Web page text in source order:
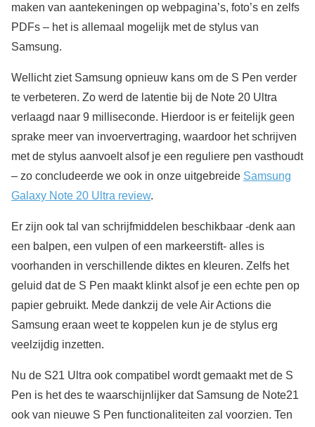
maken van aantekeningen op webpagina’s, foto’s en zelfs
PDFs – het is allemaal mogelijk met de stylus van
Samsung.
Wellicht ziet Samsung opnieuw kans om de S Pen verder
te verbeteren. Zo werd de latentie bij de Note 20 Ultra
verlaagd naar 9 milliseconde. Hierdoor is er feitelijk geen
sprake meer van invoervertraging, waardoor het schrijven
met de stylus aanvoelt alsof je een reguliere pen vasthoudt
– zo concludeerde we ook in onze uitgebreide Samsung
Galaxy Note 20 Ultra review.
Er zijn ook tal van schrijfmiddelen beschikbaar -denk aan
een balpen, een vulpen of een markeerstift- alles is
voorhanden in verschillende diktes en kleuren. Zelfs het
geluid dat de S Pen maakt klinkt alsof je een echte pen op
papier gebruikt. Mede dankzij de vele Air Actions die
Samsung eraan weet te koppelen kun je de stylus erg
veelzijdig inzetten.
Nu de S21 Ultra ook compatibel wordt gemaakt met de S
Pen is het des te waarschijnlijker dat Samsung de Note21
ook van nieuwe S Pen functionaliteiten zal voorzien. Ten